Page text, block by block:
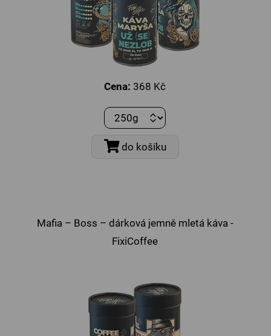
Cena: 368 Kč
do košíku
Mafia – Boss – dárková jemně mletá káva -
FixiCoffee